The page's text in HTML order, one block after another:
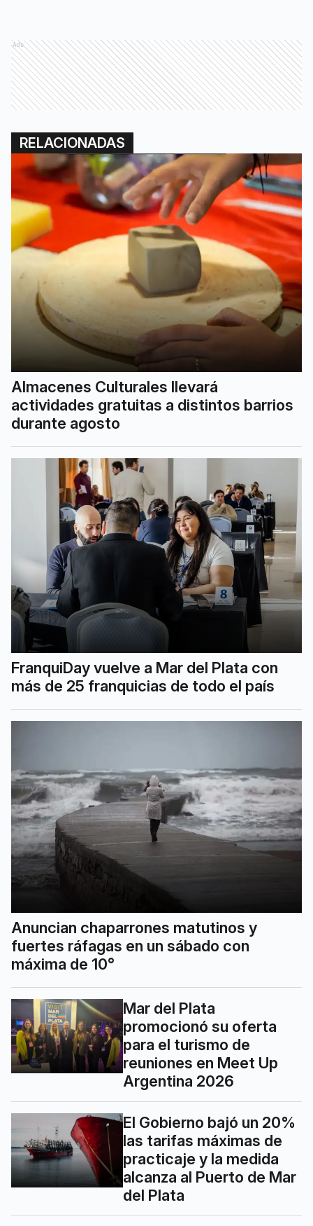
Ads
RELACIONADAS
Almacenes Culturales llevará
actividades gratuitas a distintos barrios
durante agosto
FranquiDay vuelve a Mar del Plata con
más de 25 franquicias de todo el país
Anuncian chaparrones matutinos y
fuertes ráfagas en un sábado con
máxima de 10°
Mar del Plata
promocionó su oferta
para el turismo de
reuniones en Meet Up
Argentina 2026
El Gobierno bajó un 20%
las tarifas máximas de
practicaje y la medida
alcanza al Puerto de Mar
del Plata